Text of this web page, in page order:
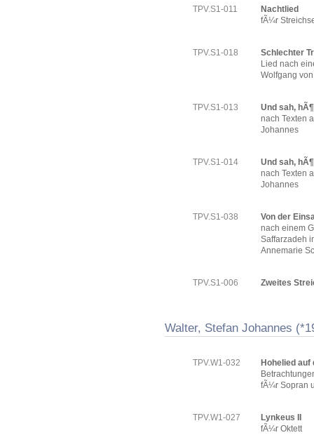
TPV.S1-011
Nachtlied
fÃ¼r
TPV.S1-018
Schlechter
Lied nach
Wolfgang
TPV.S1-013
Und sah,
nach Texten
Johannes
TPV.S1-014
Und sah,
nach Texten
Johannes
TPV.S1-038
Von der
nach einem
Saffarzadeh
Annemarie
TPV.S1-006 Zweites
Walter, Stefan Johannes
TPV.W1-032
Hohelied
fÃ¼r Sopran
TPV.W1-027
Lynkeus II
fÃ¼r Oktett